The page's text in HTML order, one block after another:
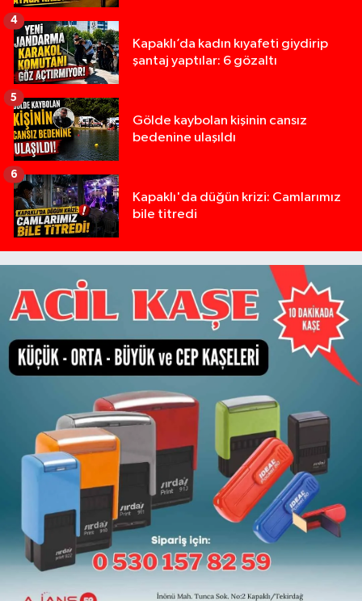
Kapaklı’da kadın kıyafeti giydirip
şantaj yaptılar: 6 gözaltı
4
Gölde kaybolan kişinin cansız
bedenine ulaşıldı
5
Kapaklı'da düğün krizi: Camlarımız
bile titredi
6